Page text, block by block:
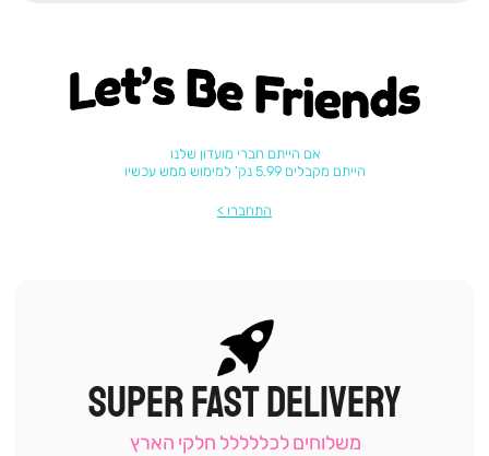
Let's be friends
אם הייתם חברי מועדון שלנו
הייתם מקבלים 5.99 נק' למימוש ממש עכשיו
התחברו
|
תומכי
-
SUPER FAST DELIVERY
משלוחים לכללללל חלקי הארץ